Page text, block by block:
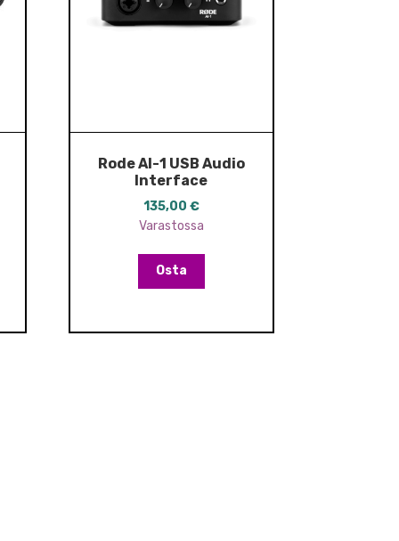
Rode AI-1 USB Audio
Interface
135,00 €
Varastossa
Osta